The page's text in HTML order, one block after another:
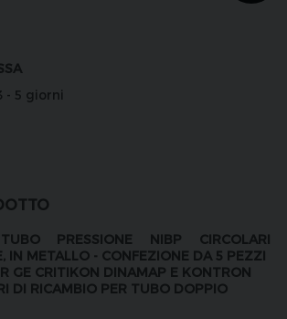
- 5 giorni
PRESSIONE NIBP CIRCOLARI
IN METALLO - CONFEZIONE DA 5 PEZZI
GE CRITIKON DINAMAP E KONTRON
DI RICAMBIO PER TUBO DOPPIO